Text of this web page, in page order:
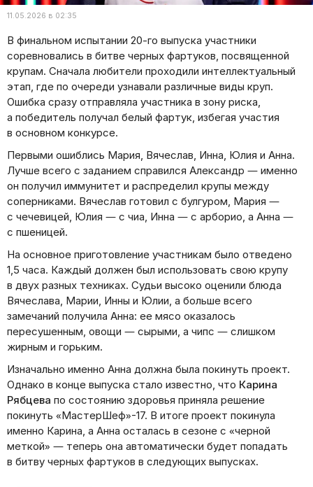
11.05.2026 в 02:35
В финальном испытании 20-го выпуска участники
соревновались в битве черных фартуков, посвященной
крупам. Сначала любители проходили интеллектуальный
этап, где по очереди узнавали различные виды круп.
Ошибка сразу отправляла участника в зону риска,
а победитель получал белый фартук, избегая участия
в основном конкурсе.
Первыми ошиблись Мария, Вячеслав, Инна, Юлия и Анна.
Лучше всего с заданием справился Александр — именно
он получил иммунитет и распределил крупы между
соперниками. Вячеслав готовил с булгуром, Мария —
с чечевицей, Юлия — с чиа, Инна — с арборио, а Анна —
с пшеницей.
На основное приготовление участникам было отведено
1,5 часа. Каждый должен был использовать свою крупу
в двух разных техниках. Судьи высоко оценили блюда
Вячеслава, Марии, Инны и Юлии, а больше всего
замечаний получила Анна: ее мясо оказалось
пересушенным, овощи — сырыми, а чипс — слишком
жирным и горьким.
Изначально именно Анна должна была покинуть проект.
Однако в конце выпуска стало известно, что Карина
Рябцева по состоянию здоровья приняла решение
покинуть «МастерШеф»-17. В итоге проект покинула
именно Карина, а Анна осталась в сезоне с «черной
меткой» — теперь она автоматически будет попадать
в битву черных фартуков в следующих выпусках.